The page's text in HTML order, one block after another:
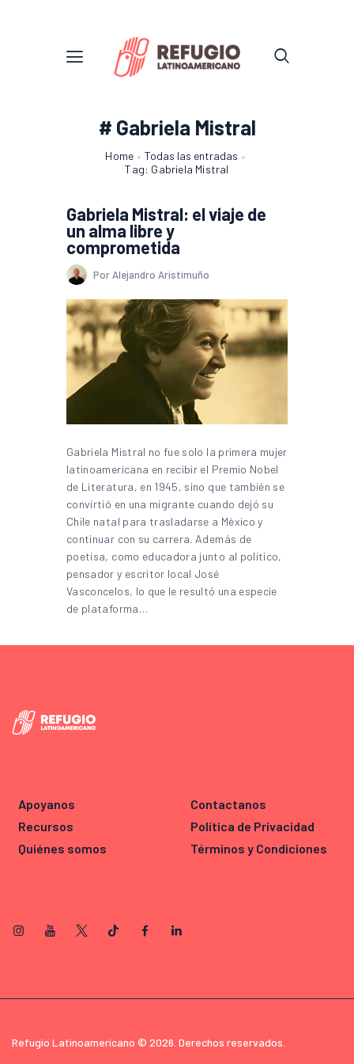
# Gabriela Mistral
Home
Todas las entradas
Tag: Gabriela Mistral
Gabriela Mistral: el viaje de
un alma libre y
comprometida
Por Alejandro Aristimuño
Gabriela Mistral no fue solo la primera mujer
latinoamericana en recibir el Premio Nobel
de Literatura, en 1945, sino que también se
convirtió en una migrante cuando dejó su
Chile natal para trasladarse a México y
continuar con su carrera. Además de
poetisa, como educadora junto al político,
pensador y escritor local José
Vasconcelos, lo que le resultó una especie
de plataforma…
Apoyanos
Recursos
Quiénes somos
Contactanos
Política de Privacidad
Términos y Condiciones
Refugio Latinoamericano © 2026. Derechos reservados.